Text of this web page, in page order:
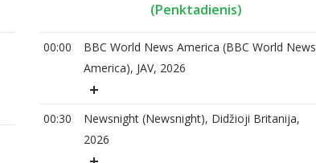
(Penktadienis)
00:00
BBC World News America (BBC World News
America), JAV, 2026
00:30
Newsnight (Newsnight), Didžioji Britanija,
2026